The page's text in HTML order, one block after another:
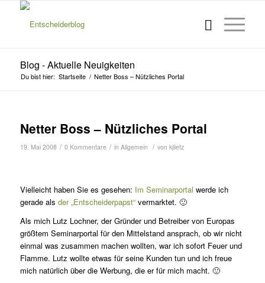
Blog - Aktuelle Neuigkeiten
Du bist hier: Startseite / Netter Boss – Nützliches Portal
Netter Boss – Nützliches Portal
19. Mai 2008 / 0 Kommentare / in Allgemein / von kjlietz
Vielleicht haben Sie es gesehen: Im Seminarportal werde ich
gerade als der „Entscheiderpapst“vermarktet. 🙂
Als mich Lutz Lochner, der Gründer und Betreiber von Europas
größtem Seminarportal für den Mittelstand ansprach, ob wir nicht
einmal was zusammen machen wollten, war ich sofort Feuer und
Flamme. Lutz wollte etwas für seine Kunden tun und ich freue
mich natürlich über die Werbung, die er für mich macht. 🙂